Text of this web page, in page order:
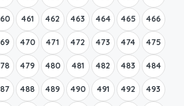
461 462 463 464 465 466
470 471 472 473 474 475
479 480 481 482 483 484
488 489 490 491 492 493